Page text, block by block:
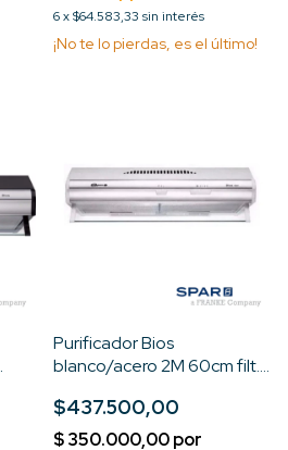
6x$64.583,33 sin interés
¡No te lo pierdas, es el último!
Purificador Bios
blanco/acero 2M 60cm filt.
$437.500,00